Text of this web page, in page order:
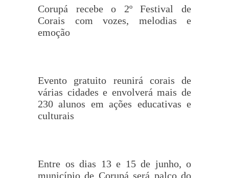
Corupá recebe o 2º Festival de
Corais com vozes, melodias e
emoção
Evento gratuito reunirá corais de
várias cidades e envolverá mais de
230 alunos em ações educativas e
culturais
Entre os dias 13 e 15 de junho, o
município de Corupá será palco do